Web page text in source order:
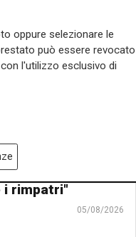
"Favorevole
- maranza.
per
i rimpatri"
05/08/2026
oppure selezionare le
può essere revocato
l'utilizzo esclusivo di